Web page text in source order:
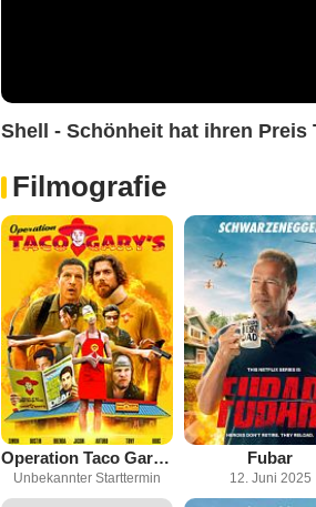
Shell - Schönheit hat ihren Preis
Filmografie
Operation Taco Gary’s
Unbekannter Starttermin
Fubar
12. Juni 2025